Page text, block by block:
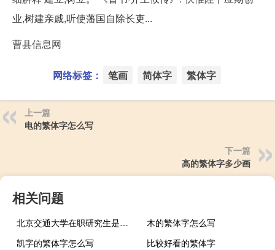
业,树建亲戚,听使藩国自除长吏...
曹县信息网
网络标签： 笔画 简体字 繁体字
上一篇
电的繁体字怎么写
下一篇
高的繁体字多少画
相关问题
北京交通大学在职研究生是否靠谱
木的繁体字怎么写
凯字的繁体字怎么写
比较好看的繁体字